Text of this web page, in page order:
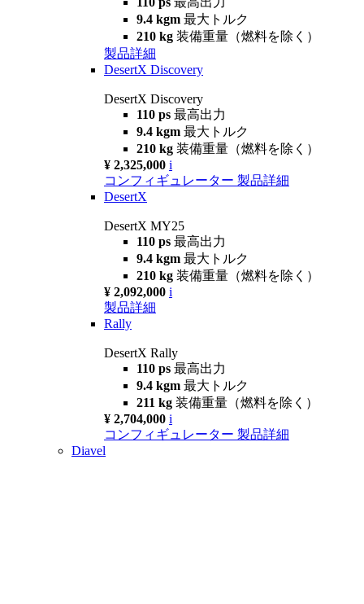
9.4 kgm 最大トルク
210 kg 装備重量（燃料を除く）
製品詳細
DesertX Discovery
DesertX Discovery
110 ps 最高出力
9.4 kgm 最大トルク
210 kg 装備重量（燃料を除く）
¥ 2,325,000 i
コンフィギュレーター 製品詳細
DesertX
DesertX MY25
110 ps 最高出力
9.4 kgm 最大トルク
210 kg 装備重量（燃料を除く）
¥ 2,092,000 i
製品詳細
Rally
DesertX Rally
110 ps 最高出力
9.4 kgm 最大トルク
211 kg 装備重量（燃料を除く）
¥ 2,704,000 i
コンフィギュレーター 製品詳細
Diavel